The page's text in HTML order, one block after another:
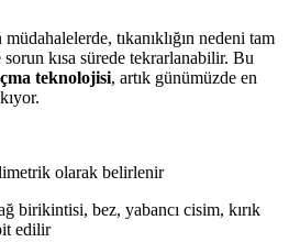
tıkanıklığın nedeni tam
kısa sürede tekrarlanabilir. Bu
teknolojisi, artık günümüzde en
olarak belirlenir
birikintisi, bez, yabancı cisim, kırık
edilir